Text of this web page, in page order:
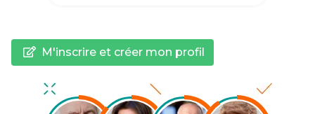
M'inscrire et créer mon profil